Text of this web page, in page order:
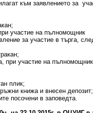
към заявлението за
участие на пълномощник
за участие в търга,
участие на пълномощник
плик;
книжа и внесен депозит;
посочени в заповедта.